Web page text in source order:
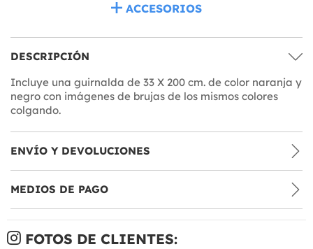
ACCESORIOS
DESCRIPCIÓN
Incluye una guirnalda de 33 X 200 cm. de color naranja y
negro con imágenes de brujas de los mismos colores
colgando.
ENVÍO Y DEVOLUCIONES
MEDIOS DE PAGO
FOTOS DE CLIENTES: